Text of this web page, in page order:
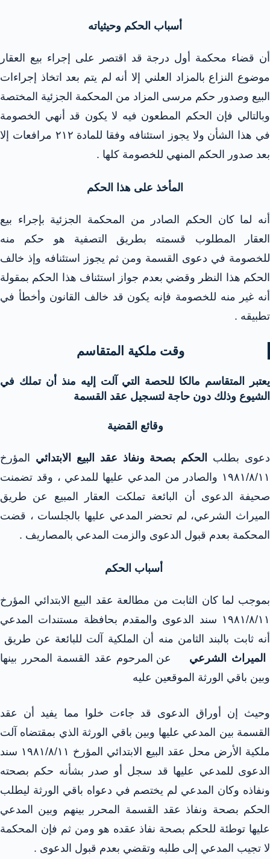
أسباب الحكم وحيثياته
أن قضاء محكمة أول درجة قد اقتصر على إجراء بيع العقار
موضوع النزاع بالمزاد العلني إلا أنه لم يتم بعد اتخاذ إجراءات
البيع وصدور حكم مرسى المزاد من المحكمة الجزئية المختصة
وبالتالي فإن الحكم المطعون فيه لا يكون قد أنهي الخصومة
في هذا الشأن ولا يجوز استئنافه وفقا للمادة ۲۱۲ مرافعات إلا
بعد صدور الحكم المنهي للخصومة كلها .
المأخذ على هذا الحكم
أنه لما كان الحكم الصادر من المحكمة الجزئية بإجراء بيع
العقار المطلوب قسمته بطريق التصفية هو حكم منه
للخصومة في دعوى القسمة ومن ثم يجوز استئنافه وإذ خالف
الحكم هذا النظر وقضي بعدم جواز استئناف هذا الحكم بمقولة
أنه غير منه للخصومة فإنه يكون قد خالف القانون وأخطأ في
تطبيقه .
وقت ملكية المتقاسم
يعتبر المتقاسم مالكا للحصة التي آلت إليه منذ أن تملك في
الشيوع وذلك دون حاجة لتسجيل عقد القسمة
وقائع القضية
دعوى بطلب الحكم بصحة ونفاذ عقد البيع الابتدائي المؤرخ
۱۹۸۱/۸/۱۱ والصادر من المدعي عليها للمدعي ، وقد تضمنت
صحيفة الدعوى أن البائعة تملكت العقار المبيع عن طريق
الميراث الشرعي، لم تحضر المدعي عليها بالجلسات ، قضت
المحكمة بعدم قبول الدعوى والزمت المدعي بالمصاريف .
أسباب الحكم
بموجب لما كان الثابت من مطالعة عقد البيع الابتدائي المؤرخ
۱۹۸۱/۸/۱۱ سند الدعوى والمقدم بحافظة مستندات المدعي
أنه ثابت بالبند الثامن منه أن الملكية آلت للبائعة عن طريق
الميراث الشرعي عن المرحوم عقد القسمة المحرر بينها
وبين باقي الورثة الموقعين عليه
وحيث إن أوراق الدعوى قد جاءت خلوا مما يفيد أن عقد
القسمة بين المدعي عليها وبين باقي الورثة الذي بمقتضاه آلت
ملكية الأرض محل عقد البيع الابتدائي المؤرخ ۱۹۸۱/۸/۱۱ سند
الدعوى للمدعي عليها قد سجل أو صدر بشأنه حكم بصحته
ونفاذه وكان المدعي لم يختصم في دعواه باقي الورثة ليطلب
الحكم بصحة ونفاذ عقد القسمة المحرر بينهم وبين المدعي
عليها توطئة للحكم بصحة نفاذ عقده هو ومن ثم فإن المحكمة
لا تجيب المدعي إلى طلبه وتقضي بعدم قبول الدعوى .